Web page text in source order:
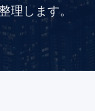
理します。